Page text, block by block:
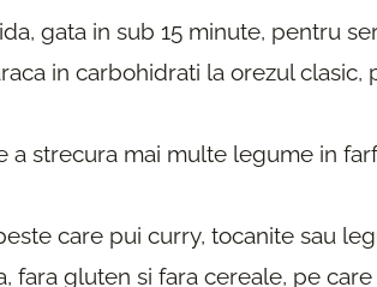
gata in sub 15 minute, pentru
in carbohidrati la orezul
a strecura mai multe legume in
care pui curry, tocanite sau
fara gluten si fara cereale, pe